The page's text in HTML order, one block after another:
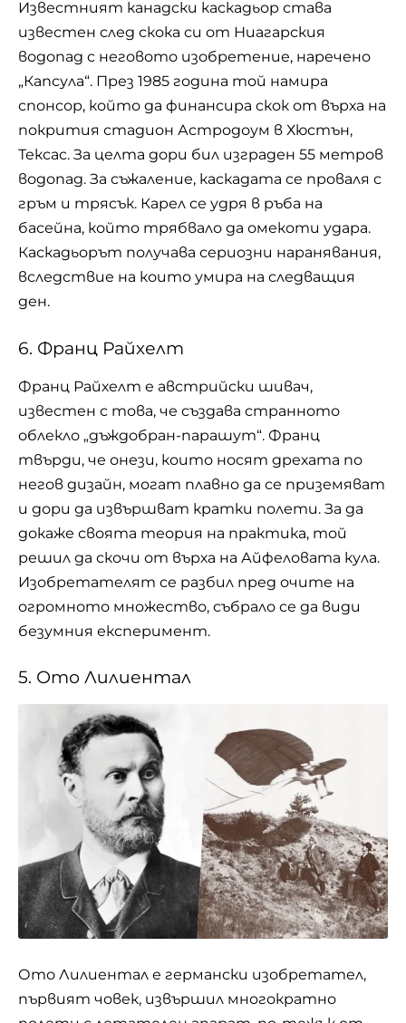
Известният канадски каскадьор става
известен след скока си от Ниагарския
водопад с неговото изобретение, наречено
„Капсула“. През 1985 година той намира
спонсор, който да финансира скок от върха на
покрития стадион Астродоум в Хюстън,
Тексас. За целта дори бил изграден 55 метров
водопад. За съжаление, каскадата се проваля с
гръм и трясък. Карел се удря в ръба на
басейна, който трябвало да омекоти удара.
Каскадьорът получава сериозни наранявания,
вследствие на които умира на следващия
ден.
6. Франц Райхелт
Франц Райхелт е австрийски шивач,
известен с това, че създава странното
облекло „дъждобран-парашут“. Франц
твърди, че онези, които носят дрехата по
негов дизайн, могат плавно да се приземяват
и дори да извършват кратки полети. За да
докаже своята теория на практика, той
решил да скочи от върха на Айфеловата кула.
Изобретателят се разбил пред очите на
огромното множество, събрало се да види
безумния експеримент.
5. Ото Лилиентал
Ото Лилиентал е германски изобретател,
първият човек, извършил многократно